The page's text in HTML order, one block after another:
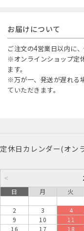
お届けについて
ご注文の4営業日以内に
※オンラインショップ定
ます。
※万が一、発送が遅れる
ていただきます。
定休日カレンダー(オン
<
日 月 火
2
3 4
9
10 11
16
17 18